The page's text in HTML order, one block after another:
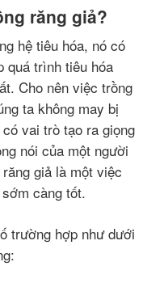
răng giả?
hệ tiêu hóa, nó có
quá trình tiêu hóa
Cho nên việc trồng
ta không may bị
vai trò tạo ra giọng
nói của một người
giả là một việc
càng tốt.
trường hợp như dưới